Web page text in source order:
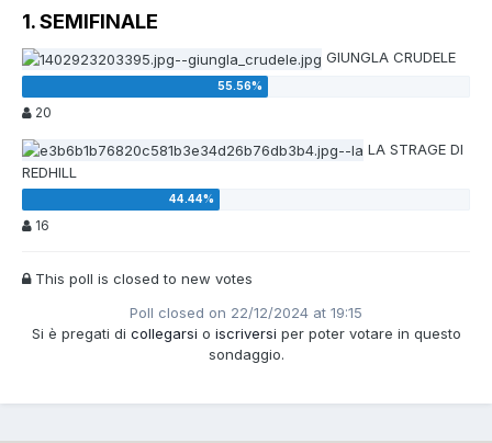
1. SEMIFINALE
GIUNGLA CRUDELE
20
LA STRAGE DI
REDHILL
16
This poll is closed to new votes
Si è pregati di collegarsi o iscriversi per poter votare in questo
sondaggio.
Poll closed on 22/12/2024 at 19:15